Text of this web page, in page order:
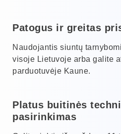
Patogus ir greitas
Naudojantis siuntų
visoje Lietuvoje arba galite
parduotuvėje Kaune.
Platus buitinės
pasirinkimas